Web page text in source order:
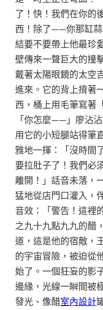
了！快！我們在你的
西！除了——你那缸
結要不要帶上他最珍
壁傳來一聲巨大的撞
戴著太陽眼鏡的太空
進來。它的背上揹著
西，桶上用毛筆寫著
「你怎麼——」廖沾
用它的小短腿站得筆
雅地一揮：「沒時間
要拉肚子了！我們必
離開！」話音未落，
猛地從店門口灌入，
音效：「警告！這裡
之九十九點九九的醋
道，這是他的宿敵，
的宇宙冒險，被迫從
始了。一個狂妄的影
邊緣，光線一瞬間被
發光、像醋室內設計